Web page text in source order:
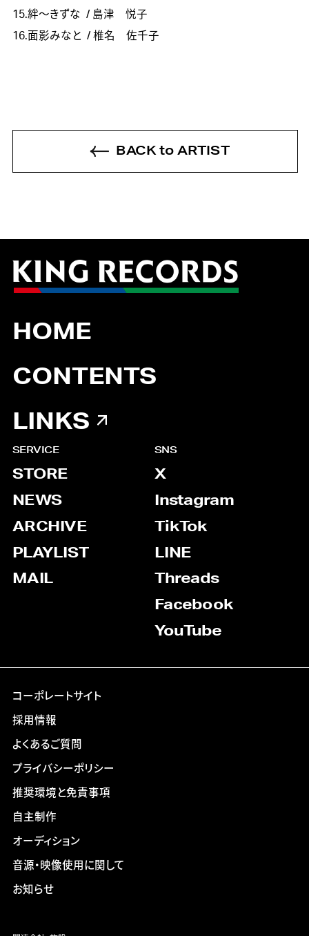
15.絆～きずな / 島津 悦子
16.面影みなと / 椎名 佐千子
BACK to ARTIST
HOME
CONTENTS
LINKS
SERVICE
STORE
NEWS
ARCHIVE
PLAYLIST
MAIL
SNS
X
Instagram
TikTok
LINE
Threads
Facebook
YouTube
コーポレートサイト
採用情報
よくあるご質問
プライバシーポリシー
推奨環境と免責事項
自主制作
オーディション
音源・映像使用に関して
お知らせ